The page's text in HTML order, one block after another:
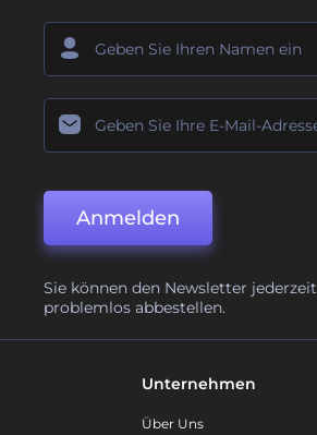
Anmelden
Sie können den Newsletter jederzeit
problemlos abbestellen.
Unternehmen
Über Uns